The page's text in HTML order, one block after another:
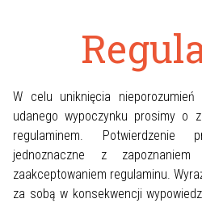
W celu uniknięcia nieporozumień
udanego wypoczynku prosimy o
regulaminem. Potwierdzenie
jednoznaczne z
zaakceptowaniem regulaminu.
za sobą w konsekwencji